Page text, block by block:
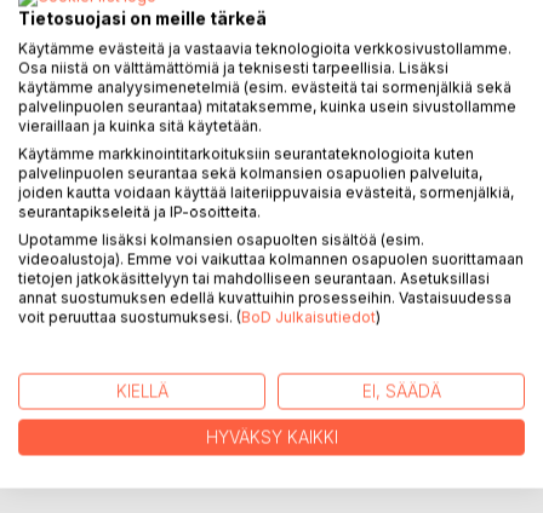
KUVAUS
Runoja ja kuvia traumatisoivista kokemuksista ja niiden
vaikutuksista. Alkaen lapsuudesta, jatkuen elämästä
huostaanotettuna laitoksissa ja päättyen psykoterapian
haasteisiin. Elämästäni tuskassa ja pimeydessä, lopulta
kuitenkin löytäen myös toivoa.
KIRJAILIJA
LEHDISTÖARVOSTELUT
LUKIJA-ARVOSTELUT
Tietosuojasi on meille tärkeä
Käytämme evästeitä ja vastaavia teknologioita verkkosivustollamme.
Osa niistä on välttämättömiä ja teknisesti tarpeellisia. Lisäksi
käytämme analyysimenetelmiä (esim. evästeitä tai sormenjälkiä sekä
palvelinpuolen seurantaa) mitataksemme, kuinka usein sivustollamme
vieraillaan ja kuinka sitä käytetään.
Käytämme markkinointitarkoituksiin seurantateknologioita kuten
palvelinpuolen seurantaa sekä kolmansien osapuolien palveluita,
joiden kautta voidaan käyttää laiteriippuvaisia evästeitä, sormenjälkiä,
seurantapikseleitä ja IP-osoitteita.
Upotamme lisäksi kolmansien osapuolten sisältöä (esim.
videoalustoja). Emme voi vaikuttaa kolmannen osapuolen suorittamaan
tietojen jatkokäsittelyyn tai mahdolliseen seurantaan. Asetuksillasi
annat suostumuksen edellä kuvattuihin prosesseihin. Vastaisuudessa
voit peruuttaa suostumuksesi. (BoD Julkaisutiedot)
KIELLÄ EI, SÄÄDÄ
HYVÄKSY KAIKKI